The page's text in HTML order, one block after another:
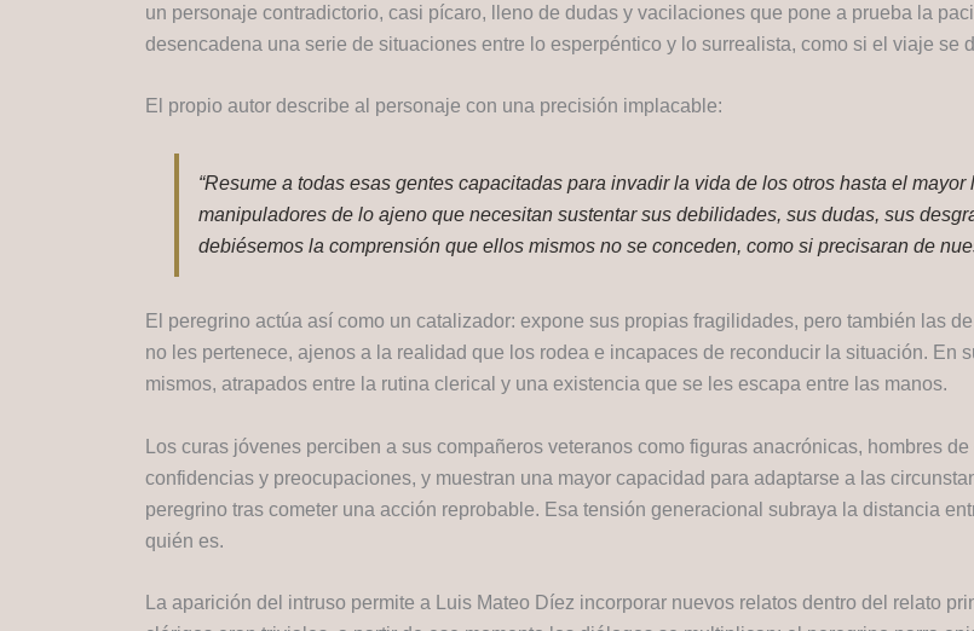
un personaje contradictorio, casi pícaro, lleno de dudas y vacilaciones que pone a prueba la
desencadena una serie de situaciones entre lo esperpéntico y lo surrealista, como si el viaje
El propio autor describe al personaje con una precisión implacable:
“Resume a todas esas gentes capacitadas para invadir la vida de los otros hasta el
manipuladores de lo ajeno que necesitan sustentar sus debilidades, sus dudas, sus
debiésemos la comprensión que ellos mismos no se conceden, como si precisaran de
El peregrino actúa así como un catalizador: expone sus propias fragilidades, pero también las
no les pertenece, ajenos a la realidad que los rodea e incapaces de reconducir la situación. En
mismos, atrapados entre la rutina clerical y una existencia que se les escapa entre las manos.
Los curas jóvenes perciben a sus compañeros veteranos como figuras anacrónicas, hombres
confidencias y preocupaciones, y muestran una mayor capacidad para adaptarse a las
peregrino tras cometer una acción reprobable. Esa tensión generacional subraya la distancia
quién es.
La aparición del intruso permite a Luis Mateo Díez incorporar nuevos relatos dentro del relato